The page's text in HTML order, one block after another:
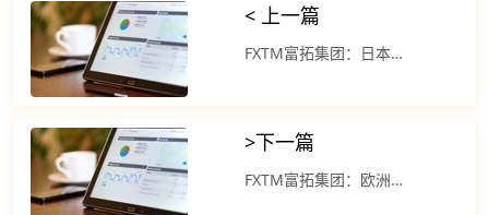
< 上一篇
FXTM富拓集团：日本股市走高 恒生指数开盘上涨
>下一篇
FXTM富拓集团：欧洲股市收盘下跌 标准普尔500指数上涨